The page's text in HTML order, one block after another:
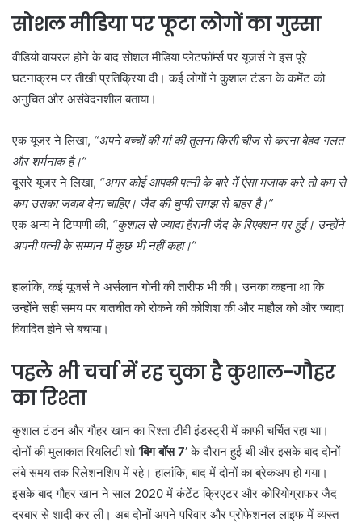
सोशल मीडिया पर फूटा लोगों का गुस्सा
वीडियो वायरल होने के बाद सोशल मीडिया प्लेटफॉर्म्स पर यूजर्स ने इस पूरे
घटनाक्रम पर तीखी प्रतिक्रिया दी। कई लोगों ने कुशाल टंडन के कमेंट को
अनुचित और असंवेदनशील बताया।
एक यूजर ने लिखा, “अपने बच्चों की मां की तुलना किसी चीज से करना बेहद गलत
और शर्मनाक है।”
दूसरे यूजर ने लिखा, “अगर कोई आपकी पत्नी के बारे में ऐसा मजाक करे तो कम से
कम उसका जवाब देना चाहिए। जैद की चुप्पी समझ से बाहर है।”
एक अन्य ने टिप्पणी की, “कुशाल से ज्यादा हैरानी जैद के रिएक्शन पर हुई। उन्होंने
अपनी पत्नी के सम्मान में कुछ भी नहीं कहा।”
हालांकि, कई यूजर्स ने अर्सलान गोनी की तारीफ भी की। उनका कहना था कि
उन्होंने सही समय पर बातचीत को रोकने की कोशिश की और माहौल को और ज्यादा
विवादित होने से बचाया।
पहले भी चर्चा में रह चुका है कुशाल-गौहर
का रिश्ता
कुशाल टंडन और गौहर खान का रिश्ता टीवी इंडस्ट्री में काफी चर्चित रहा था।
दोनों की मुलाकात रियलिटी शो‘बिग बॉस 7’के दौरान हुई थी और इसके बाद दोनों
लंबे समय तक रिलेशनशिप में रहे। हालांकि, बाद में दोनों का ब्रेकअप हो गया।
इसके बाद गौहर खान ने साल 2020 में कंटेंट क्रिएटर और कोरियोग्राफर जैद
दरबार से शादी कर ली। अब दोनों अपने परिवार और प्रोफेशनल लाइफ में व्यस्त